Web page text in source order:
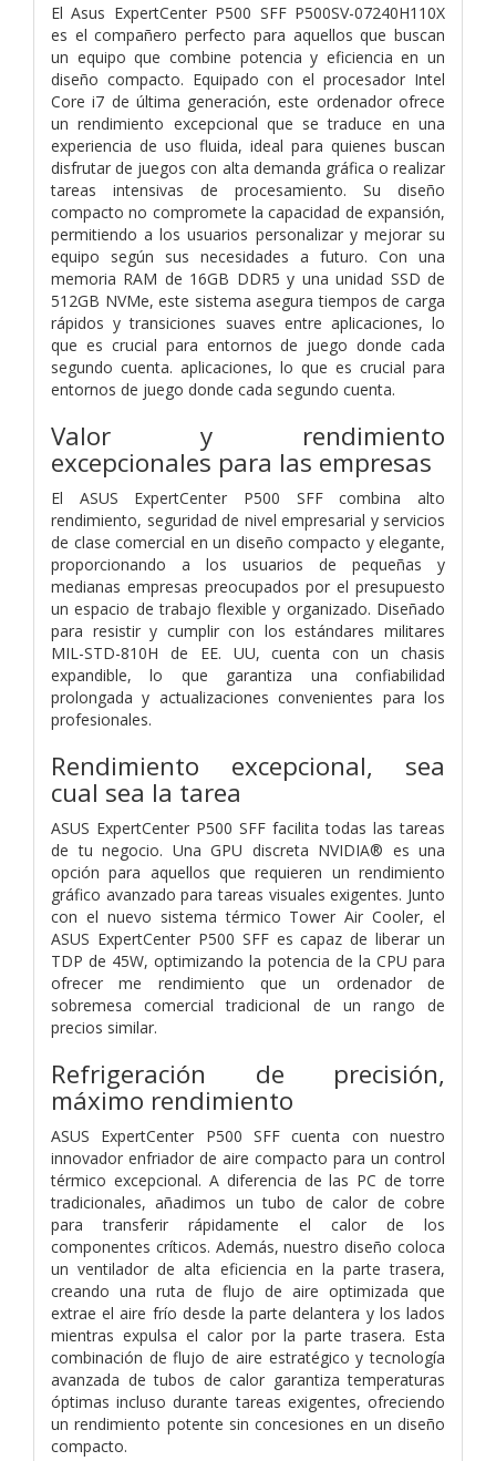
El Asus ExpertCenter P500 SFF P500SV-07240H110X
es el compañero perfecto para aquellos que buscan
un equipo que combine potencia y eficiencia en un
diseño compacto. Equipado con el procesador Intel
Core i7 de última generación, este ordenador ofrece
un rendimiento excepcional que se traduce en una
experiencia de uso fluida, ideal para quienes buscan
disfrutar de juegos con alta demanda gráfica o realizar
tareas intensivas de procesamiento. Su diseño
compacto no compromete la capacidad de expansión,
permitiendo a los usuarios personalizar y mejorar su
equipo según sus necesidades a futuro. Con una
memoria RAM de 16GB DDR5 y una unidad SSD de
512GB NVMe, este sistema asegura tiempos de carga
rápidos y transiciones suaves entre aplicaciones, lo
que es crucial para entornos de juego donde cada
segundo cuenta. aplicaciones, lo que es crucial para
entornos de juego donde cada segundo cuenta.
Valor y rendimiento
excepcionales para las empresas
El ASUS ExpertCenter P500 SFF combina alto
rendimiento, seguridad de nivel empresarial y servicios
de clase comercial en un diseño compacto y elegante,
proporcionando a los usuarios de pequeñas y
medianas empresas preocupados por el presupuesto
un espacio de trabajo flexible y organizado. Diseñado
para resistir y cumplir con los estándares militares
MIL-STD-810H de EE. UU, cuenta con un chasis
expandible, lo que garantiza una confiabilidad
prolongada y actualizaciones convenientes para los
profesionales.
Rendimiento excepcional, sea
cual sea la tarea
ASUS ExpertCenter P500 SFF facilita todas las tareas
de tu negocio. Una GPU discreta NVIDIA® es una
opción para aquellos que requieren un rendimiento
gráfico avanzado para tareas visuales exigentes. Junto
con el nuevo sistema térmico Tower Air Cooler, el
ASUS ExpertCenter P500 SFF es capaz de liberar un
TDP de 45W, optimizando la potencia de la CPU para
ofrecer me rendimiento que un ordenador de
sobremesa comercial tradicional de un rango de
precios similar.
Refrigeración de precisión,
máximo rendimiento
ASUS ExpertCenter P500 SFF cuenta con nuestro
innovador enfriador de aire compacto para un control
térmico excepcional. A diferencia de las PC de torre
tradicionales, añadimos un tubo de calor de cobre
para transferir rápidamente el calor de los
componentes críticos. Además, nuestro diseño coloca
un ventilador de alta eficiencia en la parte trasera,
creando una ruta de flujo de aire optimizada que
extrae el aire frío desde la parte delantera y los lados
mientras expulsa el calor por la parte trasera. Esta
combinación de flujo de aire estratégico y tecnología
avanzada de tubos de calor garantiza temperaturas
óptimas incluso durante tareas exigentes, ofreciendo
un rendimiento potente sin concesiones en un diseño
compacto.